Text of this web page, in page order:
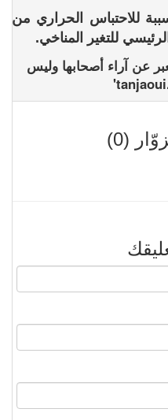
للاحتباس الحراري من
للتغير المناخي.
عن آراء أصحابها وليس
(0)